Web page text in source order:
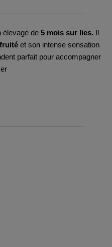
élevage de 5 mois sur lies. Il
et son intense sensation
parfait pour accompagner